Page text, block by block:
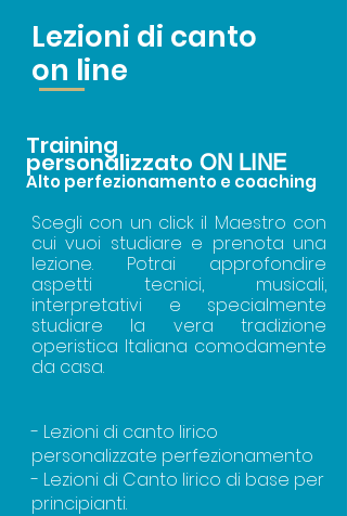
Lezioni di canto
on line
Training
personalizzato ON LINE
Alto perfezionamento e coaching
Scegli con un click il Maestro con
cui vuoi studiare e prenota una
lezione. Potrai approfondire
aspetti tecnici, musicali,
interpretativi e specialmente
studiare la vera tradizione
operistica Italiana comodamente
da casa.
- Lezioni di canto lirico
personalizzate perfezionamento
- Lezioni di Canto lirico di base per
principianti.